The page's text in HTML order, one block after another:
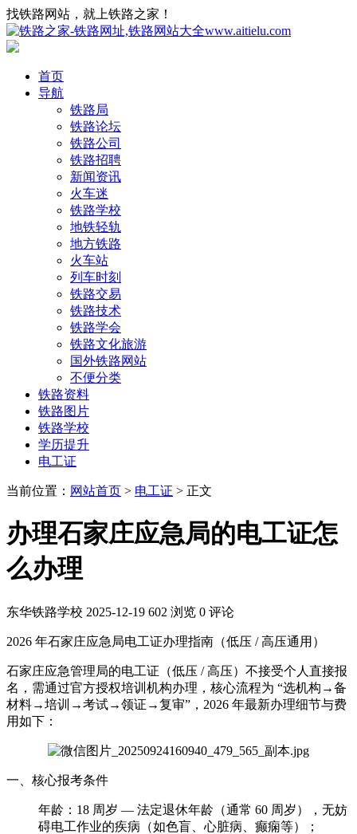
找铁路网站，就上铁路之家！
首页
导航
铁路局
铁路论坛
铁路公司
铁路招聘
新闻资讯
火车迷
铁路学校
地铁轻轨
地方铁路
火车站
列车时刻
铁路交易
铁路技术
铁路学会
铁路文化旅游
国外铁路网站
不便分类
铁路资料
铁路图片
铁路学校
学历提升
电工证
当前位置： 网站首页 > 电工证 > 正文
办理石家庄应急局的电工证怎
么办理
东华铁路学校 2025-12-19 602 浏览 0 评论
2026 年石家庄应急局电工证办理指南（低压 / 高压通用）
石家庄应急管理局的电工证（低压 / 高压）不接受个人直接报
名，需通过官方授权培训机构办理，核心流程为 “选机构→备
材料→培训→考试→领证→复审”，2026 年最新办理细节与费
用如下：
一、核心报考条件
年龄：18 周岁 — 法定退休年龄（通常 60 周岁），无妨
碍电工作业的疾病（如色盲、心脏病、癫痫等）；